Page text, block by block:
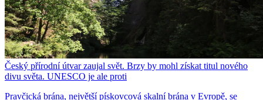
Český přírodní útvar zaujal svět. Brzy by mohl získat titul nového
divu světa. UNESCO je ale proti
Pravčická brána, největší pískovcová skalní brána v Evropě, se